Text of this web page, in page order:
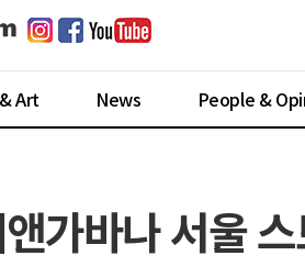
Art News People &
가바나 서울